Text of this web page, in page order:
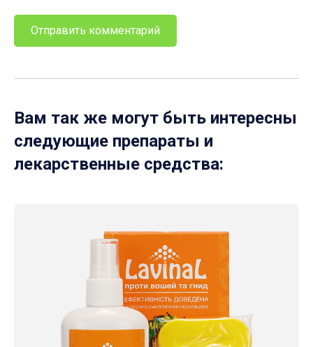
Вам так же могут быть интересны
следующие препараты и
лекарственные средства: